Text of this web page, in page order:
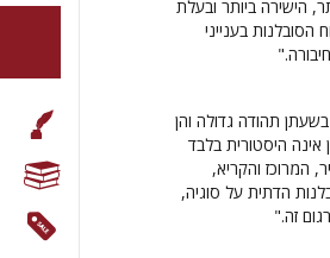
הישירה ביותר ובעלת
בענייני
תהודה גדולה והן
אינה היסטורית בלבד
המרוכז והקריא,
הדתית על סוגיה,
זה."